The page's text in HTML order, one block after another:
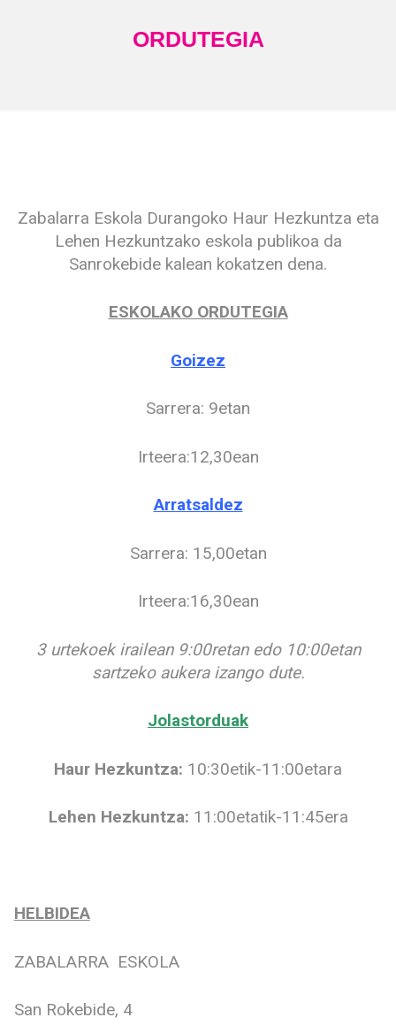
ORDUTEGIA
Zabalarra Eskola Durangoko Haur Hezkuntza eta
Lehen Hezkuntzako eskola publikoa da
Sanrokebide kalean kokatzen dena.
ESKOLAKO ORDUTEGIA
Goizez
Sarrera: 9etan
Irteera:12,30ean
Arratsaldez
Sarrera: 15,00etan
Irteera:16,30ean
3 urtekoek irailean 9:00retan edo 10:00etan
sartzeko aukera izango dute.
Jolastorduak
Haur Hezkuntza: 10:30etik-11:00etara
Lehen Hezkuntza: 11:00etatik-11:45era
HELBIDEA
ZABALARRA ESKOLA
San Rokebide, 4